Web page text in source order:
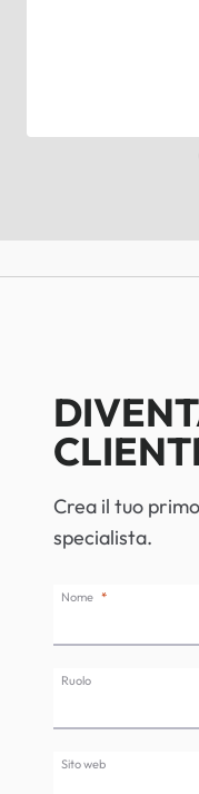
Crea il tuo
specialista.
Nome
Ruolo
Sito web